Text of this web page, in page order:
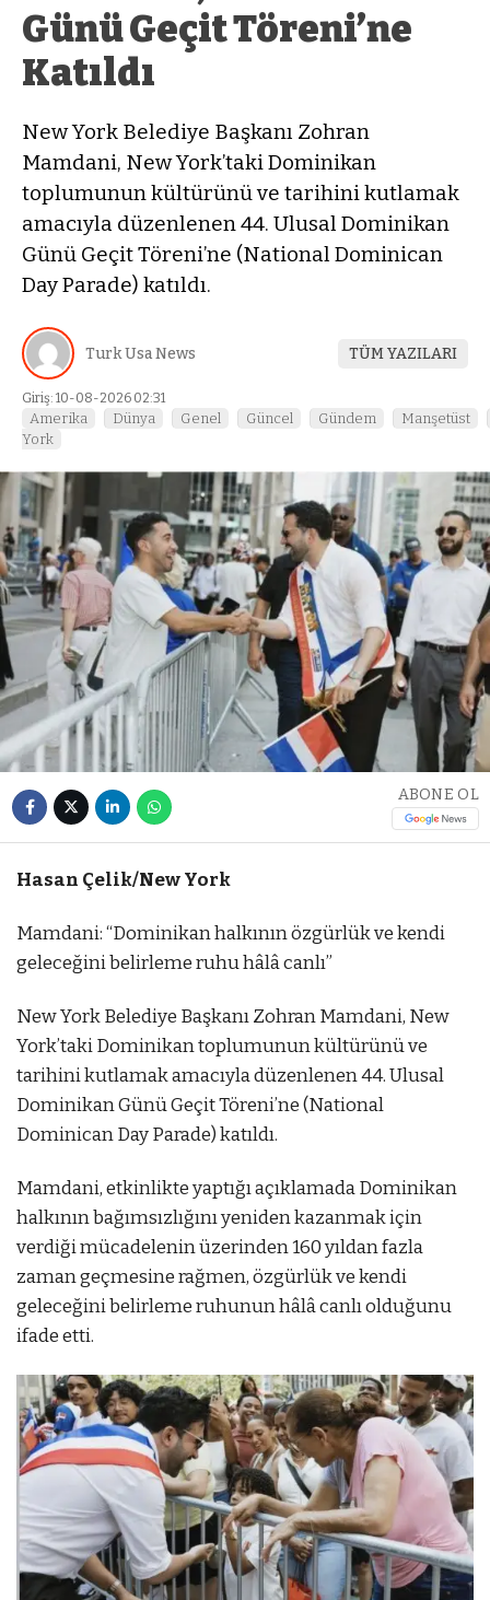
Günü Geçit Töreni’ne
Katıldı
New York Belediye Başkanı Zohran
Mamdani, New York’taki Dominikan
toplumunun kültürünü ve tarihini kutlamak
amacıyla düzenlenen 44. Ulusal Dominikan
Günü Geçit Töreni’ne (National Dominican
Day Parade) katıldı.
Turk Usa News TÜM YAZILARI
Giriş: 10-08-2026 02:31
Amerika Dünya Genel Güncel Gündem
Manşetüst
York
ABONE OL
Hasan Çelik/New York
Mamdani: “Dominikan halkının özgürlük ve kendi
geleceğini belirleme ruhu hâlâ canlı”
New York Belediye Başkanı Zohran Mamdani, New
York’taki Dominikan toplumunun kültürünü ve
tarihini kutlamak amacıyla düzenlenen 44. Ulusal
Dominikan Günü Geçit Töreni’ne (National
Dominican Day Parade) katıldı.
Mamdani, etkinlikte yaptığı açıklamada Dominikan
halkının bağımsızlığını yeniden kazanmak için
verdiği mücadelenin üzerinden 160 yıldan fazla
zaman geçmesine rağmen, özgürlük ve kendi
geleceğini belirleme ruhunun hâlâ canlı olduğunu
ifade etti.